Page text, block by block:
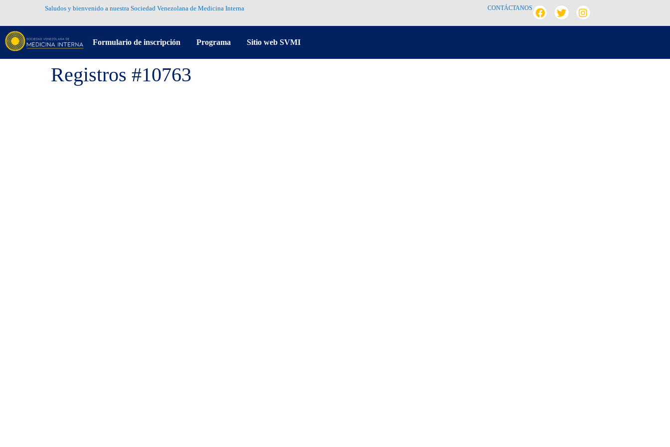
Saludos y bienvenido a nuestra Sociedad Venezolana de Medicina Interna CONTÁCTANOS
Formulario de inscripción Programa Sitio web SVMI
Registros #10763